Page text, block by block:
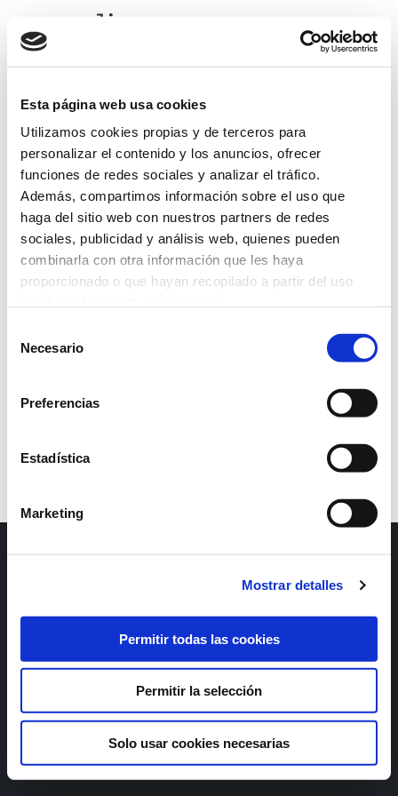
Esta página web usa cookies
Utilizamos cookies propias y de terceros para
personalizar el contenido y los anuncios, ofrecer
funciones de redes sociales y analizar el tráfico.
Además, compartimos información sobre el uso que
haga del sitio web con nuestros partners de redes
sociales, publicidad y análisis web, quienes pueden
combinarla con otra información que les haya
proporcionado o que hayan recopilado a partir del uso
Necesario
Preferencias
Estadística
Marketing
Mostrar detalles
Permitir todas las cookies
Permitir la selección
Solo usar cookies necesarias
Encuentra más que un trabajo
23 Feb 2012
Espanha
Requerimos trabajo en equipo, la inquietud, la
diversidad, la sostenibilidad, la creatividad y la
humildad que mueven a nuestras personas a formar
parte del GRUPO CANALIS.
GRUPO CANALIS. 2026
Política de cookies